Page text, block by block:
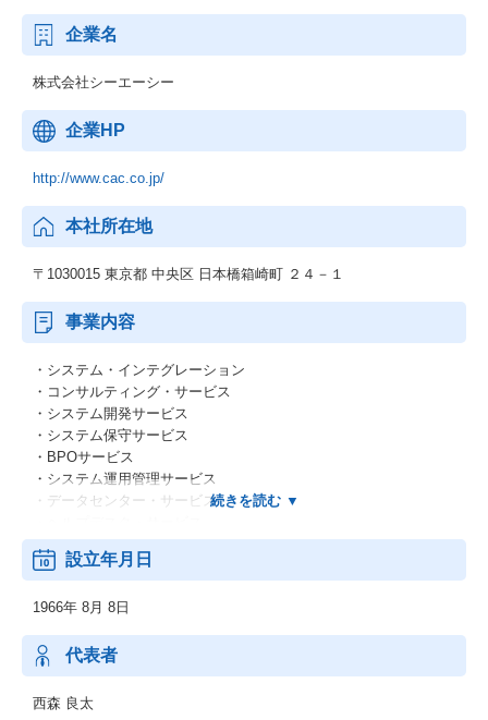
企業名
株式会社シーエーシー
企業HP
http://www.cac.co.jp/
本社所在地
〒1030015 東京都 中央区 日本橋箱崎町 ２４－１
事業内容
・システム・インテグレーション
・コンサルティング・サービス
・システム開発サービス
・システム保守サービス
・BPOサービス
・システム運用管理サービス
・データセンター・サービス
・デスクトップ・サービス
・情報処理サービス
◆同社は日本で最初の独立系SIer企業で数々の実績がある老舗SIer
企業です。
取引先は大手金融、医薬、産業といったお客様を主力とし、すべ
てプライムコントラクタとして
最適のサービスを提供しております。
設立年月日
1966年 8月 8日
代表者
西森 良太